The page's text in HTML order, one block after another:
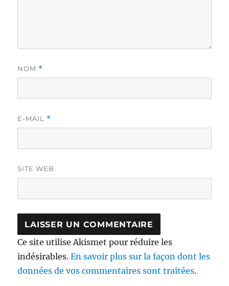
NOM *
E-MAIL *
SITE WEB
Ce site utilise Akismet pour réduire les
indésirables.En savoir plus sur la façon dont les
données de vos commentaires sont traitées.